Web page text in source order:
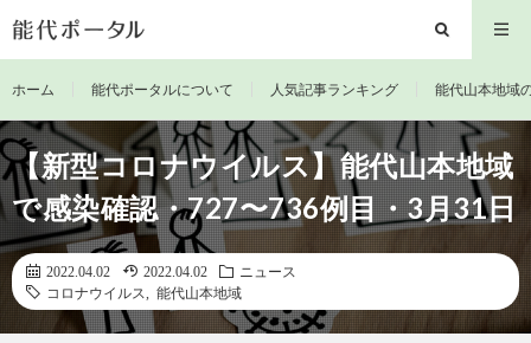
ホーム 能代ポータルについて 人気記事ランキング 能代山本地域
【新型コロナウイルス】能代山本地域
で感染確認・727〜736例目・3月31日
2022.04.02 2022.04.02
ニュース
コロナウイルス
能代山本地域